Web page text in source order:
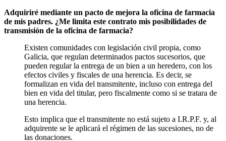
Adquiriré mediante un pacto de mejora la oficina de farmacia
de mis padres. ¿Me limita este contrato mis posibilidades de
transmisión de la oficina de farmacia?
Existen comunidades con legislación civil propia, como
Galicia, que regulan determinados pactos sucesorios, que
pueden regular la entrega de un bien a un heredero, con los
efectos civiles y fiscales de una herencia. Es decir, se
formalizan en vida del transmitente, incluso con entrega del
bien en vida del titular, pero fiscalmente como si se tratara de
una herencia.
Esto implica que el transmitente no está sujeto a I.R.P.F. y, al
adquirente se le aplicará el régimen de las sucesiones, no de
las donaciones.